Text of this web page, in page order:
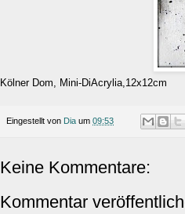
Kölner Dom, Mini-DiAcrylia,12x12cm
Eingestellt von Dia um 09:53
Keine Kommentare:
Kommentar